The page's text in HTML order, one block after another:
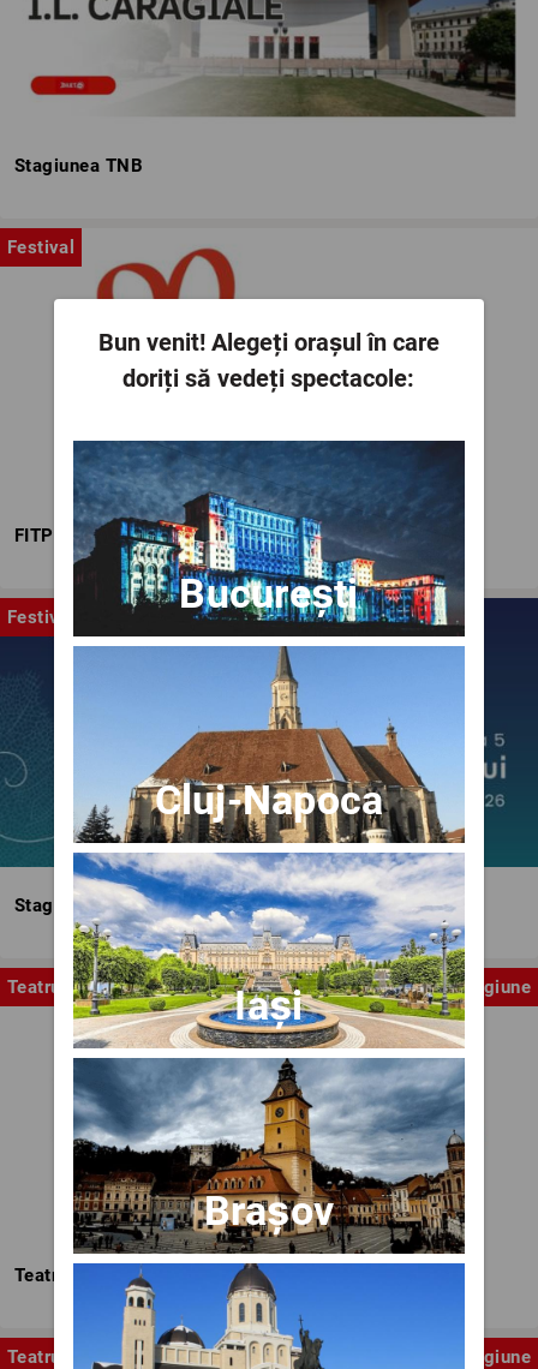
Stagiunea TNB
Festival
FITPTI
Festival
Stagiunea Estivală a Artelor Spectacolului
Teatru Stagiune
Teatrul Nottara
Teatru Stagiune
Bun venit!Alegeți orașul în care
doriți să vedeți spectacole:
București
Cluj-Napoca
Iași
Brașov